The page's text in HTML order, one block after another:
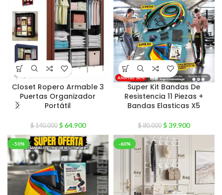
Closet Ropero Armable 3
Puertas Organizador
Portátil
$140.000 $64.900
Super Kit Bandas De
Resistencia 11 Piezas +
Bandas Elasticas X5
$80.000 $39.900
-50% -60%